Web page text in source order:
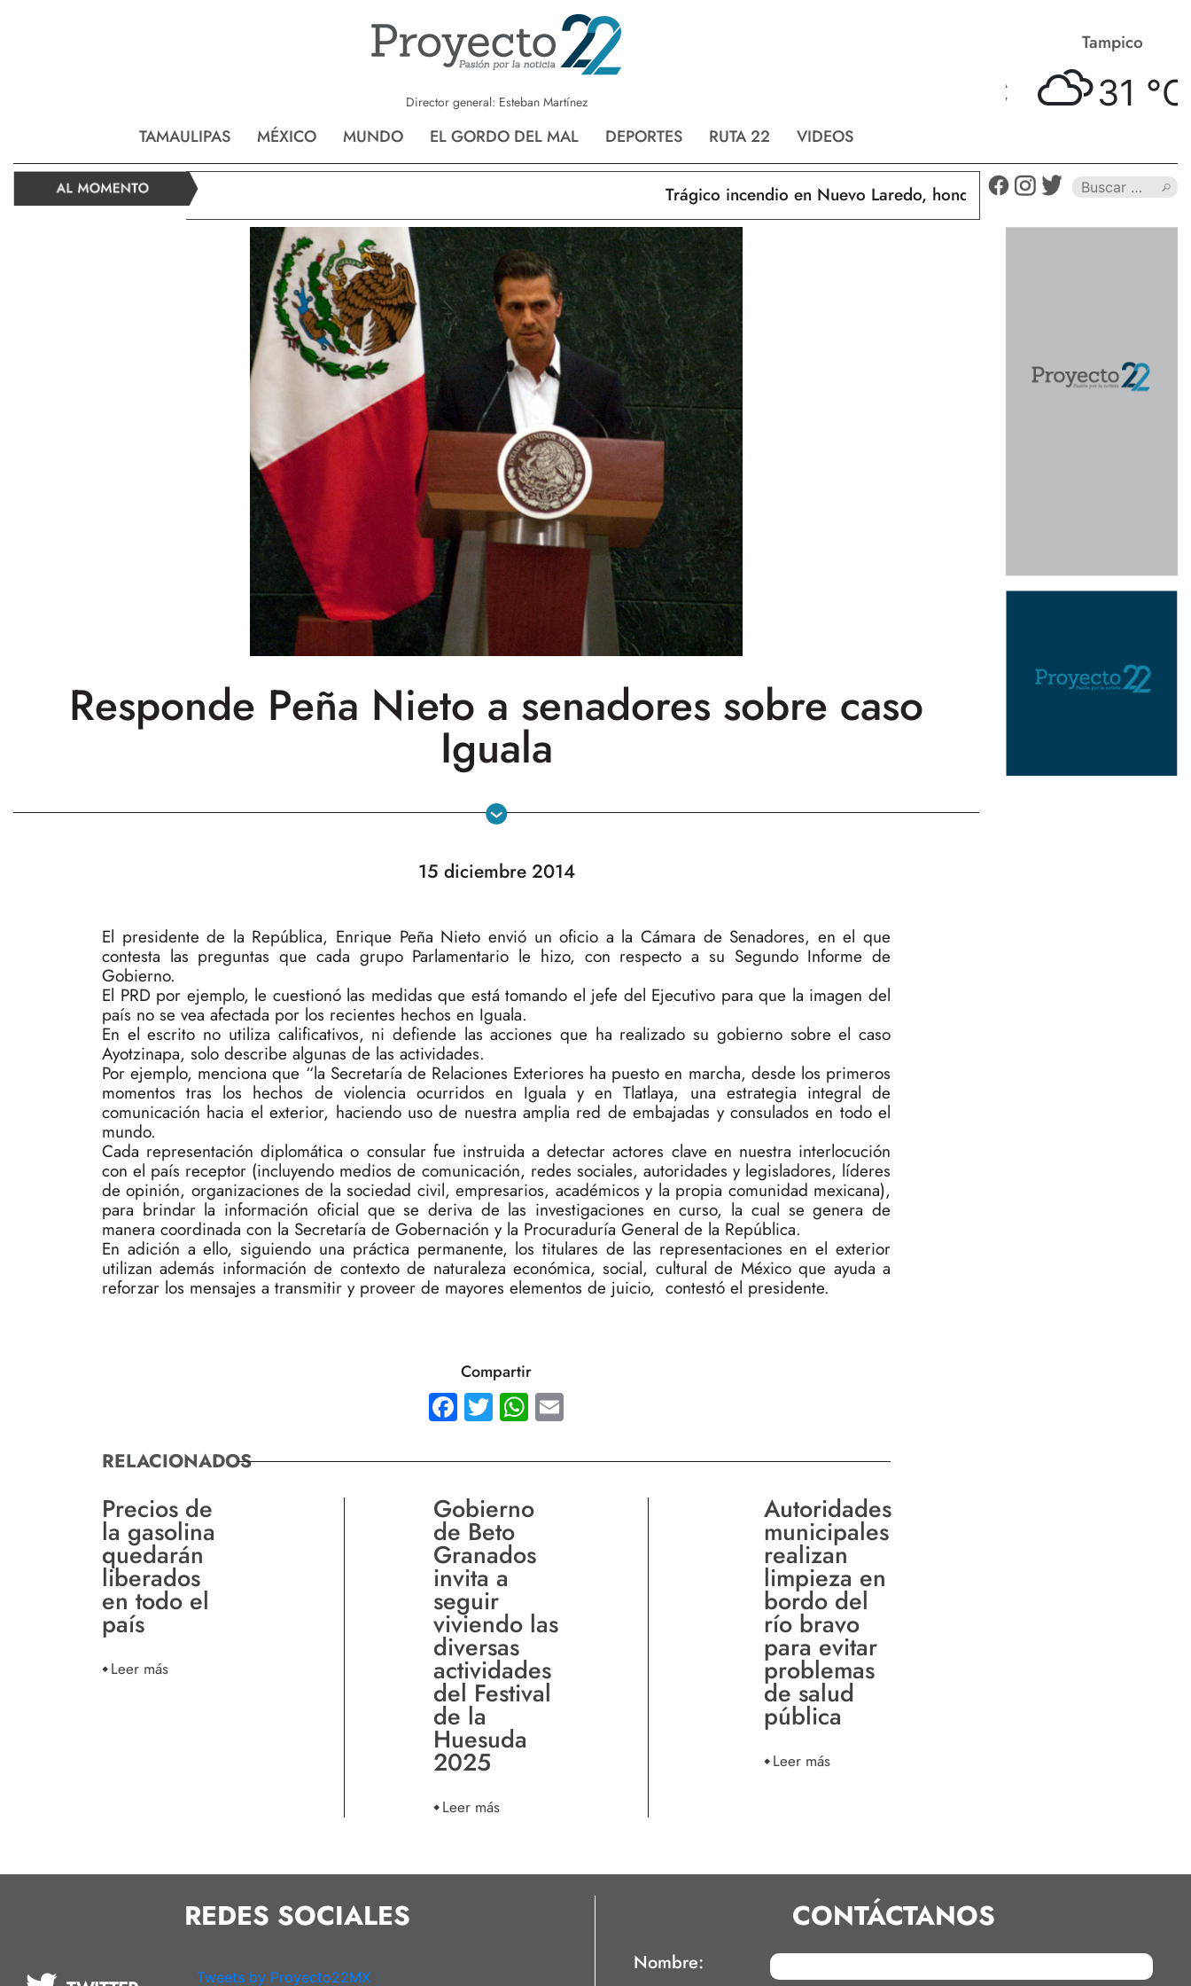
Director general: Esteban Martínez
TAMAULIPAS MÉXICO MUNDO EL GORDO DEL MAL DEPORTES RUTA 22 VIDEOS
Reynosa Nvo. Laredo Tampico
31 ° C
Trágico incendio en Nuevo Laredo, hondureño muere calcinado
Responde Peña Nieto a senadores sobre caso
Iguala
15 diciembre 2014
El presidente de la República, Enrique Peña Nieto envió un oficio a la Cámara de Senadores, en el que
contesta las preguntas que cada grupo Parlamentario le hizo, con respecto a su Segundo Informe de
Gobierno.
El PRD por ejemplo, le cuestionó las medidas que está tomando el jefe del Ejecutivo para que la imagen del
país no se vea afectada por los recientes hechos en Iguala.
En el escrito no utiliza calificativos, ni defiende las acciones que ha realizado su gobierno sobre el caso
Ayotzinapa, solo describe algunas de las actividades.
Por ejemplo, menciona que “la Secretaría de Relaciones Exteriores ha puesto en marcha, desde los primeros
momentos tras los hechos de violencia ocurridos en Iguala y en Tlatlaya, una estrategia integral de
comunicación hacia el exterior, haciendo uso de nuestra amplia red de embajadas y consulados en todo el
mundo.
Cada representación diplomática o consular fue instruida a detectar actores clave en nuestra interlocución
con el país receptor (incluyendo medios de comunicación, redes sociales, autoridades y legisladores, líderes
de opinión, organizaciones de la sociedad civil, empresarios, académicos y la propia comunidad mexicana),
para brindar la información oficial que se deriva de las investigaciones en curso, la cual se genera de
manera coordinada con la Secretaría de Gobernación y la Procuraduría General de la República.
En adición a ello, siguiendo una práctica permanente, los titulares de las representaciones en el exterior
utilizan además información de contexto de naturaleza económica, social, cultural de México que ayuda a
reforzar los mensajes a transmitir y proveer de mayores elementos de juicio, contestó el presidente.
Compartir
Facebook
TwitterWhatsApp
RELACIONADOS
Precios de
la gasolina
quedarán
liberados
en todo el
país
Leer más
Gobierno
de Beto
Granados
invita a
seguir
viviendo las
diversas
actividades
del Festival
de la
Huesuda
2025
Leer más
Autoridades
municipales
realizan
limpieza en
bordo del
río bravo
para evitar
problemas
de salud
pública
Leer más
REDES SOCIALES
Tweets by Proyecto22MX
CONTÁCTANOS
Nombre: